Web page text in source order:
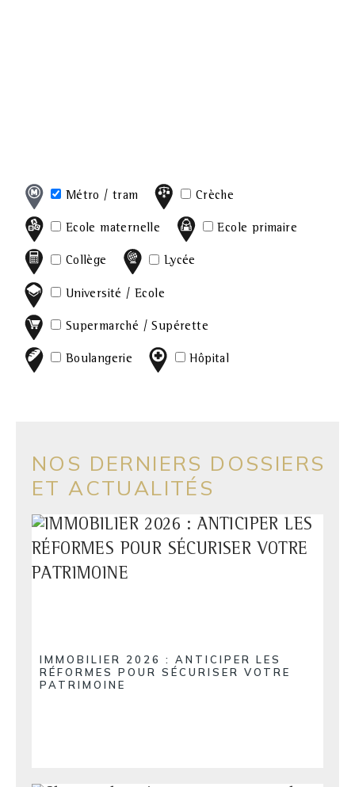
Métro / tram Crèche
Ecole maternelle Ecole primaire
Collège Lycée
Université / Ecole
Supermarché / Supérette
Boulangerie Hôpital
NOS DERNIERS DOSSIERS
ET ACTUALITÉS
IMMOBILIER 2026 : ANTICIPER LES
RÉFORMES POUR SÉCURISER VOTRE
PATRIMOINE